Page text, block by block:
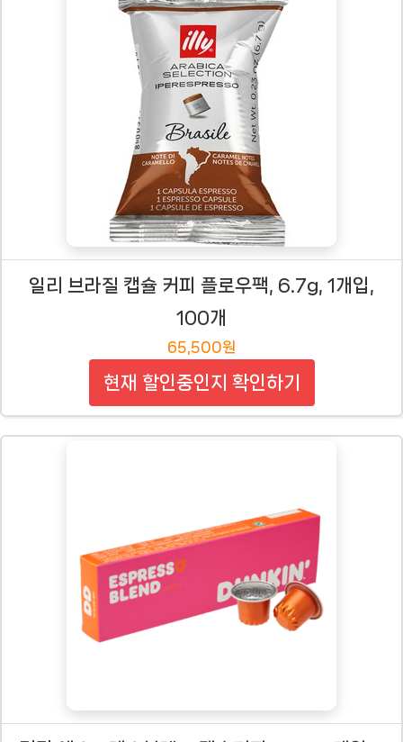
일리 브라질 캡슐 커피 플로우팩, 6.7g, 1개입,
100개
65,500원
현재 할인중인지 확인하기